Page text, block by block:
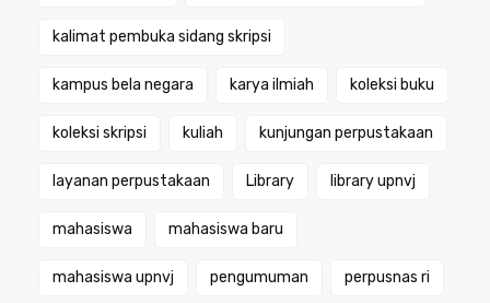
kalimat pembuka sidang skripsi
kampus bela negara karya ilmiah koleksi buku
koleksi skripsi kuliah kunjungan perpustakaan
layanan perpustakaan Library library upnvj
mahasiswa mahasiswa baru
mahasiswa upnvj pengumuman perpusnas ri